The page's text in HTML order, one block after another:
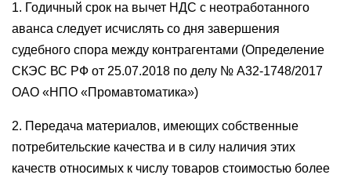
日本語
Türkçe
1. Годичный срок на вычет НДС с неотработанного
аванса следует исчислять со дня завершения
судебного спора между контрагентами (Определение
СКЭС ВС РФ от 25.07.2018 по делу № А32-1748/2017
ОАО «НПО «Промавтоматика»)
2. Передача материалов, имеющих собственные
потребительские качества и в силу наличия этих
качеств относимых к числу товаров стоимостью более